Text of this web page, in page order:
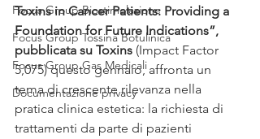
Focus Group Biostimolazione
Focus Group Tossina Botulinica
Focus Group Gas Medicali
Documentazione privacy
Toxins in Cancer Patients: Providing a
Foundation for Future Indications”,
pubblicata su Toxins (Impact Factor
5,075) questo gennaio, affronta un
tema di crescente rilevanza nella
pratica clinica estetica: la richiesta di
trattamenti da parte di pazienti